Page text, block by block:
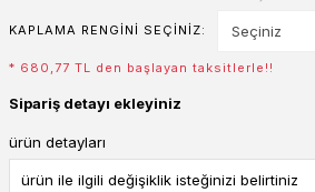
KAPLAMA RENGINI SEÇINIZ
* 680,77 TL den başlayan taksitlerle!!
Sipariş detayı ekleyiniz
ürün detayları